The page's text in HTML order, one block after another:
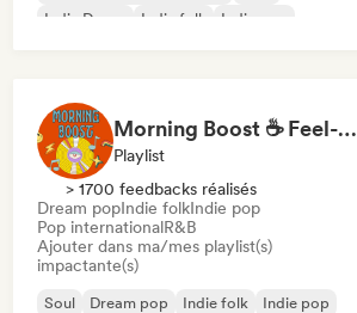
Indie Dance
Indie folk Indie pop
Morning Boost ☕ Feel-Good Funk, Soul & Neo-Soul to Wake Up
Playlist
> 1700 feedbacks réalisés
Dream popIndie folkIndie pop
Pop internationalR&B
Ajouter dans ma/mes playlist(s)
impactante(s)
Soul Dream pop Indie folk
Indie pop